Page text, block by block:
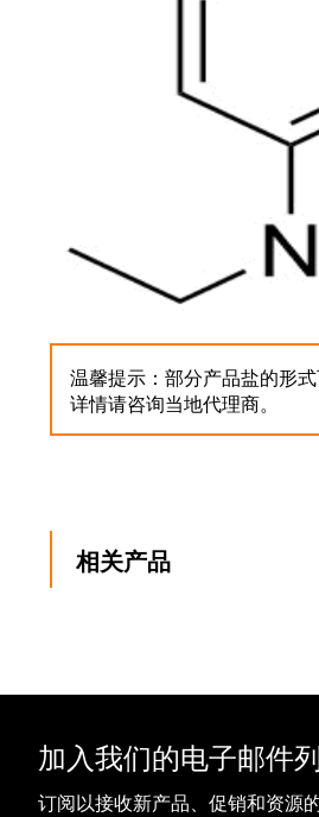
温馨提示：部分产品盐的形
详情请咨询当地代理商。
相关产品
加入我们的电子邮件
订阅以接收新产品、促销和资源